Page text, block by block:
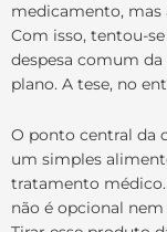
medicamento, mas
Com isso, tentou-
despesa comum
plano. A tese, no
O ponto central da
um simples
tratamento médico.
não é opcional